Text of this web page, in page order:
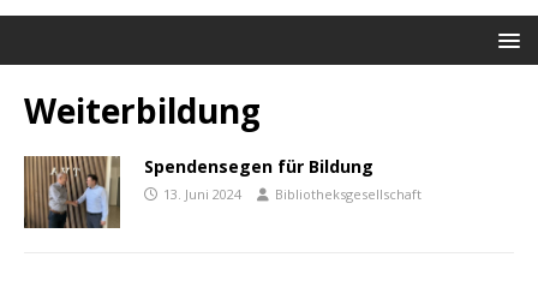
Weiterbildung
Spendensegen für Bildung
13. Juni 2024 Bibliotheksgesellschaft